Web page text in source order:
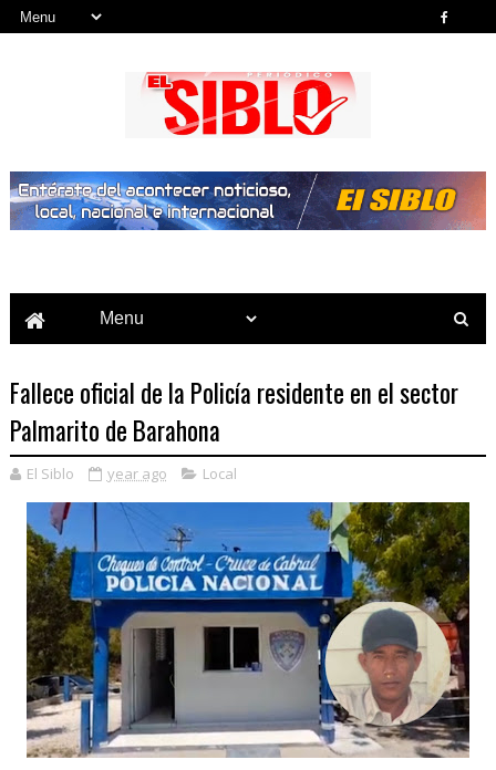
Fallece oficial de la Policía residente en el sector
Palmarito de Barahona
El Siblo year ago Local